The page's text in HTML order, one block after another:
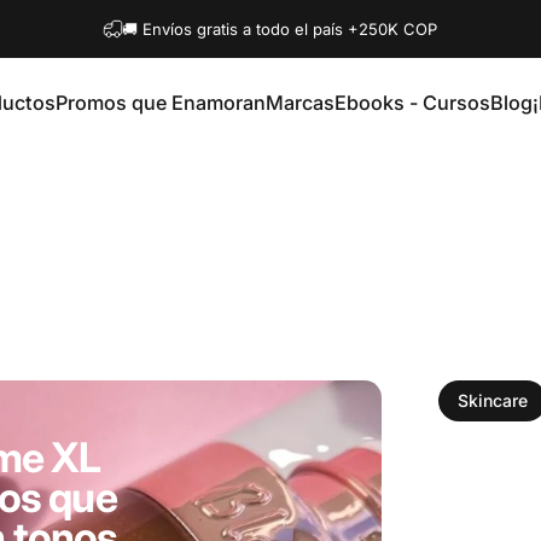
🚚 Envíos gratis a todo el país +250K COP
Promos que EnamoranMarcasEbooks - CursosBlog
XL
que
Skincare